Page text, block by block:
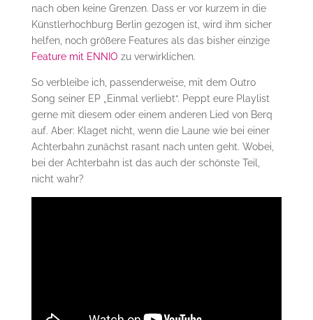
nach oben keine Grenzen. Dass er vor kurzem in die
Künstlerhochburg Berlin gezogen ist, wird ihm sicher
helfen, noch größere Features als das bisher einzige
Feature mit ENNIO zu verwirklichen.
So verbleibe ich, passenderweise, mit dem Outro
Song seiner EP „Einmal verliebt“. Peppt eure Playlist
gerne mit diesem oder einem anderen Lied von Berq
auf. Aber: Klaget nicht, wenn die Laune wie bei einer
Achterbahn zunächst rasant nach unten geht. Wobei,
bei der Achterbahn ist das auch der schönste Teil,
nicht wahr?